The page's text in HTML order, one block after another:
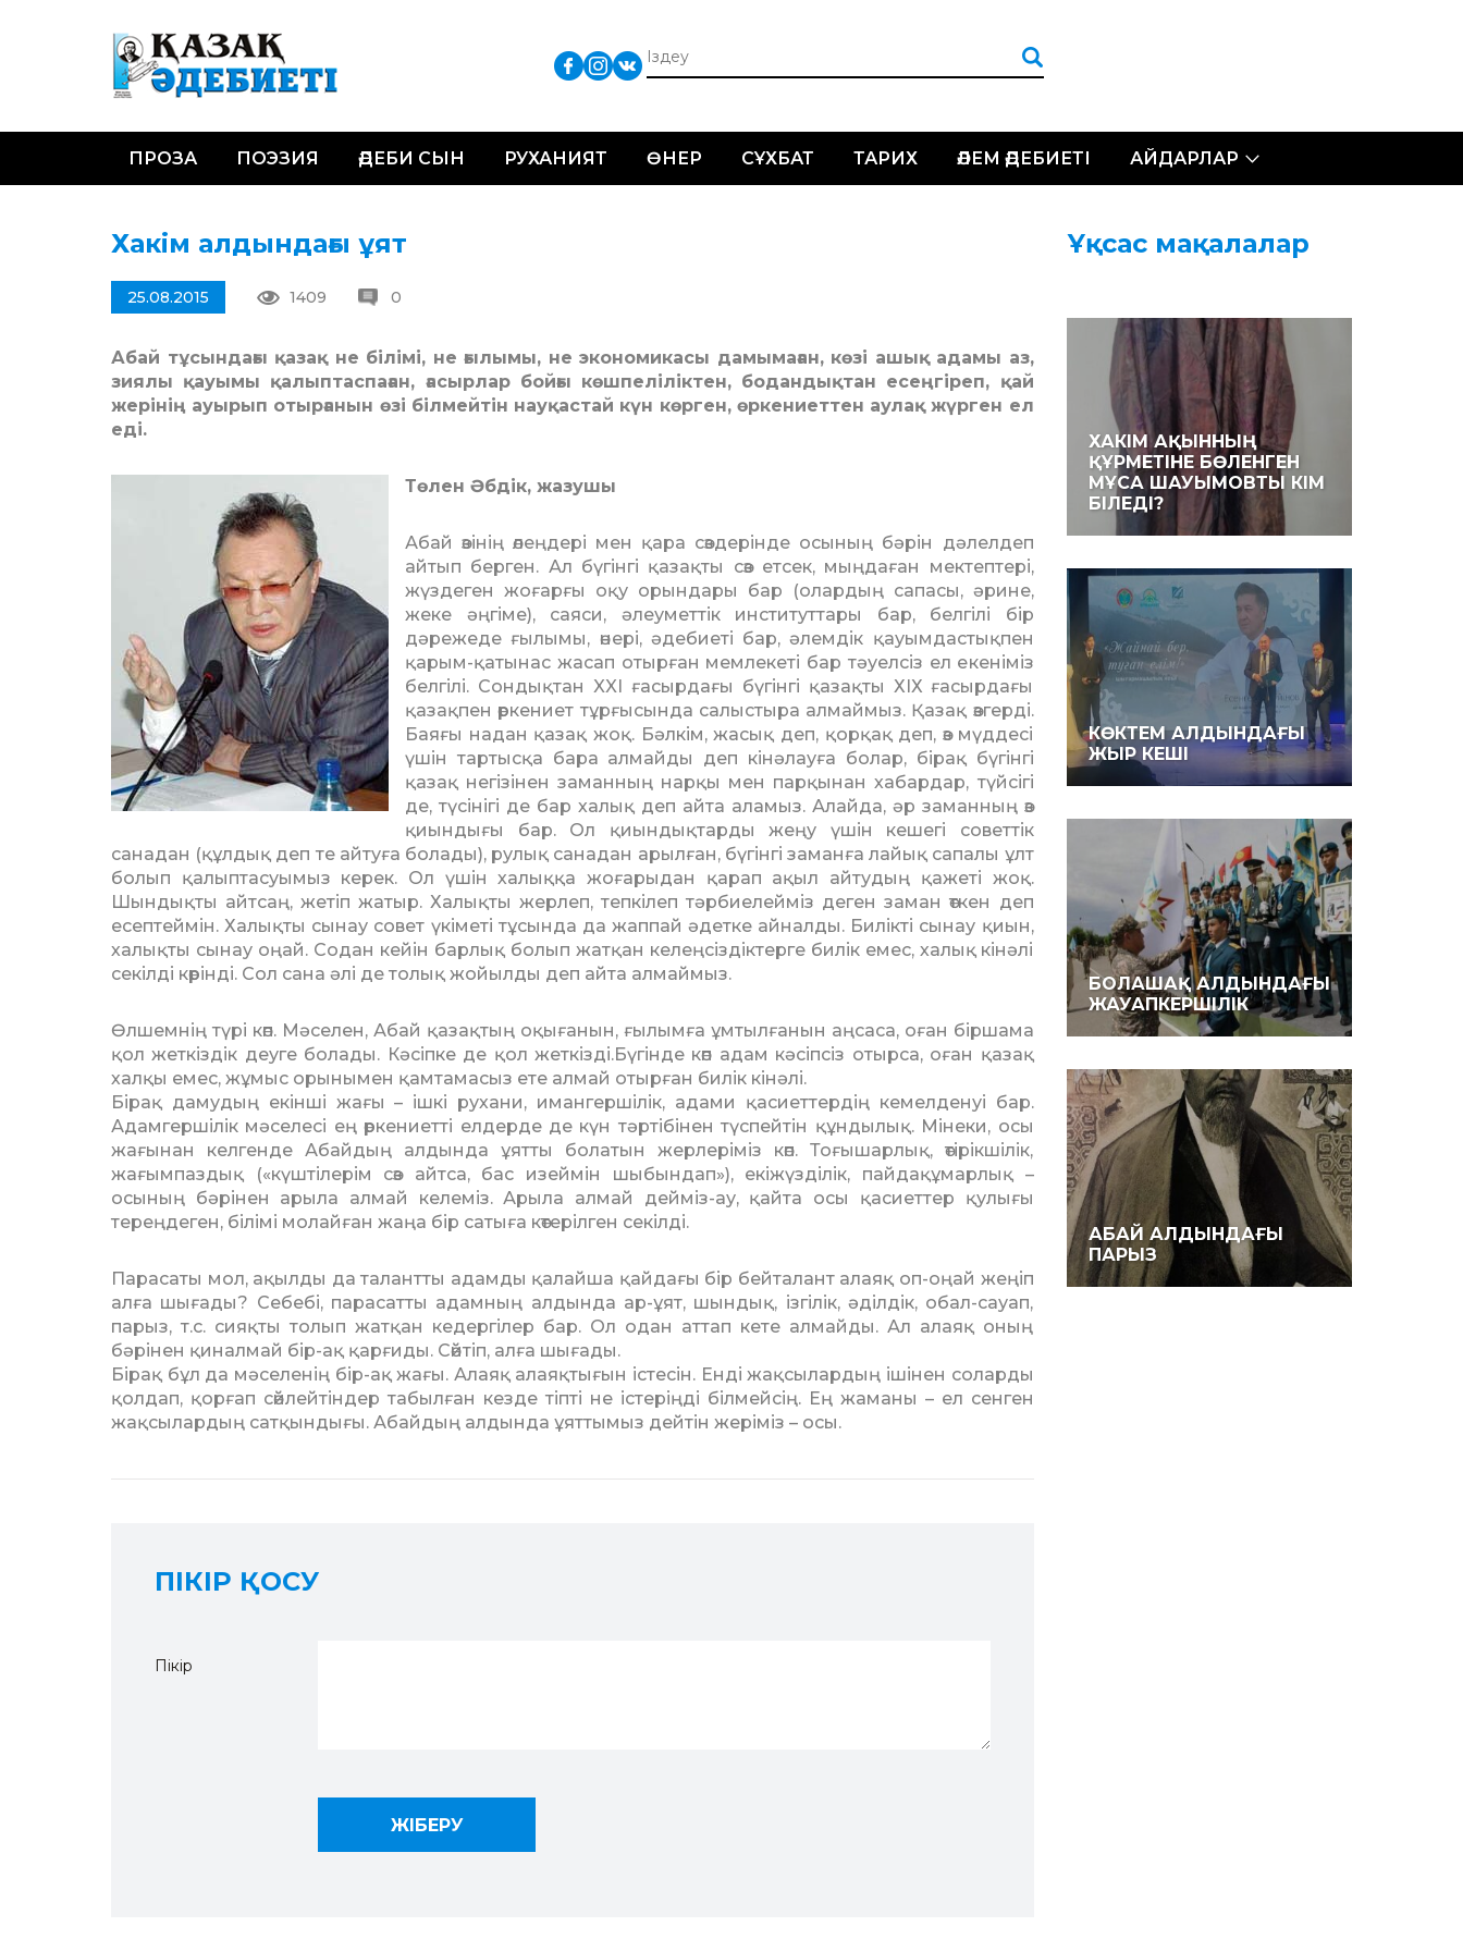
ПРОЗА ПОЭЗИЯ ӘДЕБИ СЫН РУХАНИЯТ ӨНЕР СҰХБАТ ТАРИХ ӘЛЕМ ӘДЕБИЕТІ АЙДАРЛАР
Хакім алдындағы ұят
25.08.2015 1409 0
Абай тұсындағы қазақ не білімі, не ғылымы, не экономикасы дамымаған, көзі ашық адамы аз,
зиялы қауымы қалыптаспаған, ғасырлар бойғы көшпеліліктен, бодандықтан есеңгіреп, қай
жерінің ауырып отырғанын өзі білмейтін науқастай күн көрген, өркениеттен аулақ жүрген ел
еді.
Төлен Әбдік, жазушы
Абай өзінің өлеңдері мен қара сөзде­рінде осының бәрін дәлелдеп
айтып берген. Ал бүгінгі қазақты сөз етсек, мыңдаған мектептері,
жүздеген жоғарғы оқу орындары бар (олардың сапасы, әрине,
жеке әңгіме), саяси, әлеуметтік институттары бар, белгілі бір
дәрежеде ғылымы, өнері, әдебиеті бар, әлемдік қауымдастықпен
қарым-қатынас жасап отырған мемлекеті бар тәуелсіз ел екеніміз
белгілі. Сондықтан XXI ғасырдағы бүгінгі қазақты ХІХ ғасыр­да­ғы
қазақпен өркениет тұрғысында салыстыра алмаймыз. Қазақ өзгерді.
Баяғы надан қазақ жоқ. Бәлкім, жасық деп, қорқақ деп, өз мүддесі
үшін тартысқа бара алмайды деп кінәлауға болар, бірақ бүгінгі
қазақ негізінен заманның нарқы мен парқынан хабардар, түйсігі
де, түсінігі де бар халық деп айта аламыз. Алайда, әр за­­манның өз
қиындығы бар. Ол қиын­дықтарды жеңу үшін кешегі советтік
санадан (құлдық деп те айтуға болады), рулық санадан арылған, бүгінгі заманға лайық сапалы ұлт
болып қалыптасуымыз керек. Ол үшін халыққа жоғарыдан қарап ақыл айтудың қажеті жоқ.
Шындықты айтсаң, же­тіп жатыр. Халықты жерлеп, тепкілеп тәр­биелейміз деген заман өткен деп
есеп­теймін. Халықты сынау совет үкіметі тұ­сында да жаппай әдетке айналды. Билікті сынау қиын,
халықты сынау оңай. Содан кейін барлық болып жатқан келең­сіз­дік­терге билік емес, халық кінәлі
секілді кө­рінді. Сол сана әлі де толық жойылды деп ай­та алмаймыз.
Өлшемнің түрі көп. Мәселен, Абай ­қа­зақ­тың оқығанын, ғылымға ұмтылғанын аң­саса, оған біршама
қол жеткіздік деуге бо­лады. Кәсіпке де қол жеткізді.Бүгінде көп адам кәсіпсіз отырса, оған қазақ
хал­қы емес, жұмыс орынымен қамтамасыз ете алмай отырған билік кінәлі.
Бірақ дамудың екінші жағы – ішкі рухани, имангершілік, адами қасиеттердің ке­мелденуі бар.
Адамгершілік мәселесі ең өр­кениетті елдерде де күн тәртібінен түс­пей­тін құндылық. Мінеки, осы
жағынан келгенде Абайдың алдында ұятты болатын жерлеріміз көп. Тоғышарлық, өтірікшілік,
жағымпаздық («күштілерім сөз айтса, бас изеймін шыбындап»), екіжүзділік, пайда­құмарлық –
осының бәрінен арыла алмай келеміз. Арыла алмай дейміз-ау, қайта осы қасиеттер қулығы
тереңдеген, білімі мо­лайған жаңа бір сатыға көтерілген се­кілді.
Парасаты мол, ақылды да талантты адам­ды қалайша қайдағы бір бейталант алаяқ оп-оңай жеңіп
алға шығады? Се­бебі, парасатты адамның алдында ар-ұят, шын­дық, ізгілік, әділдік, обал-сауап,
парыз, т.с. сияқты толып жатқан кедергілер бар. Ол одан аттап кете алмайды. Ал алаяқ оның
бәрінен қиналмай бір-ақ қарғиды. Сөй­тіп, алға шығады.
Бірақ бұл да мәселенің бір-ақ жағы. Алаяқ алаяқтығын істесін. Енді жақсы­лар­дың ішінен соларды
қолдап, қорғап сөй­лейтіндер табылған кезде тіпті не істеріңді біл­мейсің. Ең жаманы – ел сенген
жақ­сы­лар­дың сатқындығы. Абайдың алдында ұят­тымыз дейтін жеріміз – осы.
ПІКІР ҚОСУ
Пікір
Ұқсас мақалалар
ХАКІМ АҚЫННЫҢ
ҚҰРМЕТІНЕ БӨЛЕНГЕН
МҰСА ШАУЫМОВТЫ КІМ
БІЛЕДІ?
КӨКТЕМ АЛДЫНДАҒЫ
ЖЫР КЕШІ
БОЛАШАҚ АЛДЫНДАҒЫ
ЖАУАПКЕРШІЛІК
АБАЙ АЛДЫНДАҒЫ
ПАРЫЗ